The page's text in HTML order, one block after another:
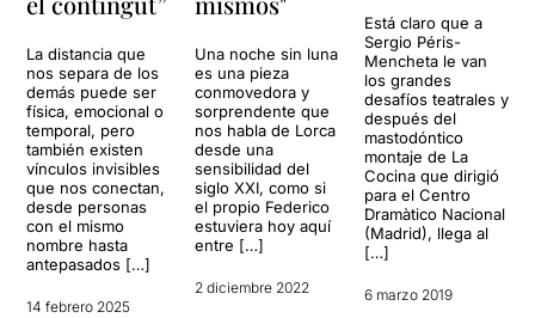
La distancia que
nos separa de los
demás puede ser
física, emocional o
temporal, pero
también existen
vínculos invisibles
que nos conectan,
desde personas
con el mismo
nombre hasta
antepasados […]
14 febrero 2025
Una noche sin luna
es una pieza
conmovedora y
sorprendente que
nos habla de Lorca
desde una
sensibilidad del
siglo XXI, como si
el propio Federico
estuviera hoy aquí
entre […]
2 diciembre 2022
Está claro que a
Sergio Péris-
Mencheta le van
los grandes
desafíos teatrales y
después del
mastodóntico
montaje de La
Cocina que dirigió
para el Centro
Dramàtico Nacional
(Madrid), llega al
[…]
6 marzo 2019